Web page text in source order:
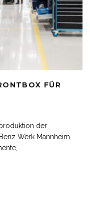
FÜR
der
Werk Mannheim